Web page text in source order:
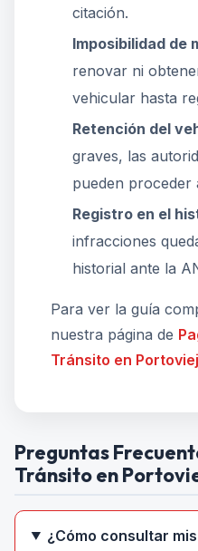
citación.
Imposibilidad de
renovar ni
vehicular hasta
Retención del
graves, las
pueden proceder
Registro en el
infracciones
historial ante la
Para ver la guía
nuestra página de
Tránsito en
Preguntas
Tránsito en
¿Cómo consultar